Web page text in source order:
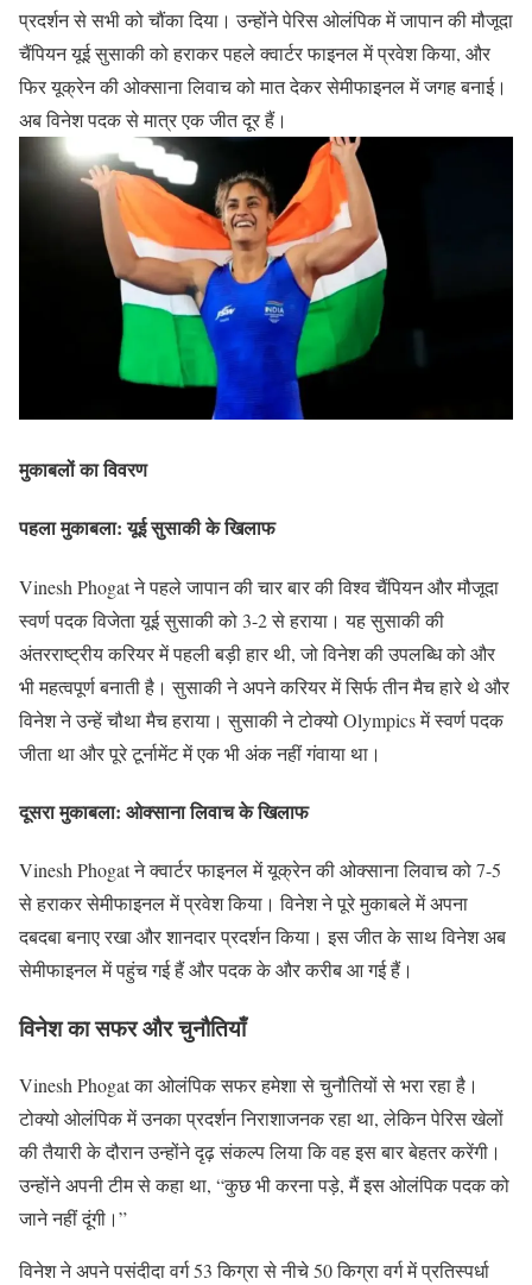
प्रदर्शन से सभी को चौंका दिया। उन्होंने पेरिस ओलंपिक में जापान की मौजूदा
चैंपियन यूई सुसाकी को हराकर पहले क्वार्टर फाइनल में प्रवेश किया, और
फिर यूक्रेन की ओक्साना लिवाच को मात देकर सेमीफाइनल में जगह बनाई।
अब विनेश पदक से मात्र एक जीत दूर हैं।
मुकाबलों का विवरण
पहला मुकाबला: यूई सुसाकी के खिलाफ
Vinesh Phogat ने पहले जापान की चार बार की विश्व चैंपियन और मौजूदा
स्वर्ण पदक विजेता यूई सुसाकी को 3-2 से हराया। यह सुसाकी की
अंतरराष्ट्रीय करियर में पहली बड़ी हार थी, जो विनेश की उपलब्धि को और
भी महत्वपूर्ण बनाती है। सुसाकी ने अपने करियर में सिर्फ तीन मैच हारे थे और
विनेश ने उन्हें चौथा मैच हराया। सुसाकी ने टोक्यो Olympics में स्वर्ण पदक
जीता था और पूरे टूर्नामेंट में एक भी अंक नहीं गंवाया था।
दूसरा मुकाबला: ओक्साना लिवाच के खिलाफ
Vinesh Phogat ने क्वार्टर फाइनल में यूक्रेन की ओक्साना लिवाच को 7-5
से हराकर सेमीफाइनल में प्रवेश किया। विनेश ने पूरे मुकाबले में अपना
दबदबा बनाए रखा और शानदार प्रदर्शन किया। इस जीत के साथ विनेश अब
सेमीफाइनल में पहुंच गई हैं और पदक के और करीब आ गई हैं।
विनेश का सफर और चुनौतियाँ
Vinesh Phogat का ओलंपिक सफर हमेशा से चुनौतियों से भरा रहा है।
टोक्यो ओलंपिक में उनका प्रदर्शन निराशाजनक रहा था, लेकिन पेरिस खेलों
की तैयारी के दौरान उन्होंने दृढ़ संकल्प लिया कि वह इस बार बेहतर करेंगी।
उन्होंने अपनी टीम से कहा था, “कुछ भी करना पड़े, मैं इस ओलंपिक पदक को
जाने नहीं दूंगी।”
विनेश ने अपने पसंदीदा वर्ग 53 किग्रा से नीचे 50 किग्रा वर्ग में प्रतिस्पर्धा